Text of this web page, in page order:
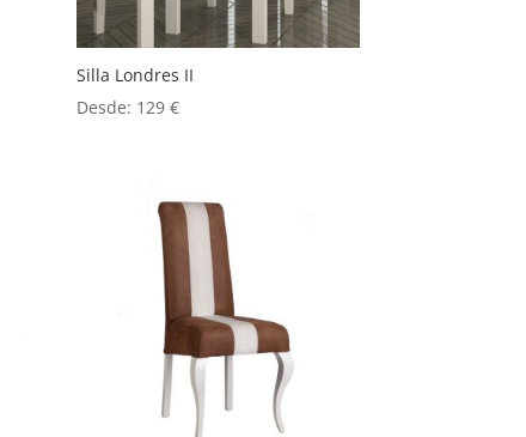
Silla Londres II
Desde: 129€